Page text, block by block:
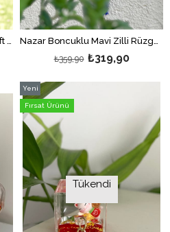
Feng Shui Fatima Eli Figürlü Çift Katlı Metal Rüzgar Çanı - 60 cm uzunluk Nazar Boncuklu Mavi Zilli Rüzgar Çanı/ Nazarlıklı Rüzgar Çanı/Duvar Dekoru Nazarlık-40 cm
₺319,90
₺359,90
Tükendi
Yeni
Ürün
Fırsat Ürünü